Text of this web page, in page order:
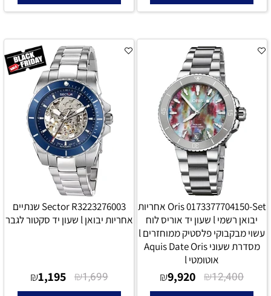
Oris 0173377704150-Set אחריות
יבואן רשמי l שעון יד אוריס לוח
עשוי מבקבוקי פלסטיק ממוחזרים l
מסדרת שעוני Aquis Date Oris
אוטומטי l
₪12,400
₪9,920
Sector R3223276003 שנתיים
אחריות יבואן l שעון יד סקטור לגבר
₪1,699
₪1,195